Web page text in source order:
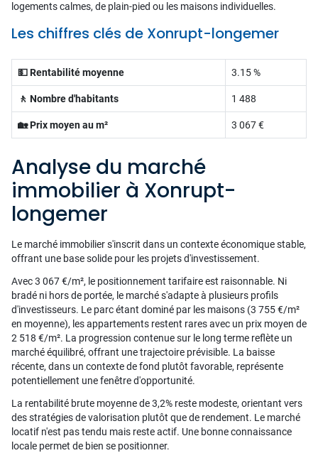
logements calmes, de plain-pied ou les maisons individuelles.
Les chiffres clés de Xonrupt-longemer
💵 Rentabilité moyenne 3.15 %
🚶 Nombre d'habitants 1 488
🏡 Prix moyen au m² 3 067 €
Analyse du marché
immobilier à Xonrupt-
longemer
Le marché immobilier s'inscrit dans un contexte économique stable,
offrant une base solide pour les projets d'investissement.
Avec 3 067 €/m², le positionnement tarifaire est raisonnable. Ni
bradé ni hors de portée, le marché s'adapte à plusieurs profils
d'investisseurs. Le parc étant dominé par les maisons (3 755 €/m²
en moyenne), les appartements restent rares avec un prix moyen de
2 518 €/m². La progression contenue sur le long terme reflète un
marché équilibré, offrant une trajectoire prévisible. La baisse
récente, dans un contexte de fond plutôt favorable, représente
potentiellement une fenêtre d'opportunité.
La rentabilité brute moyenne de 3,2% reste modeste, orientant vers
des stratégies de valorisation plutôt que de rendement. Le marché
locatif n'est pas tendu mais reste actif. Une bonne connaissance
locale permet de bien se positionner.